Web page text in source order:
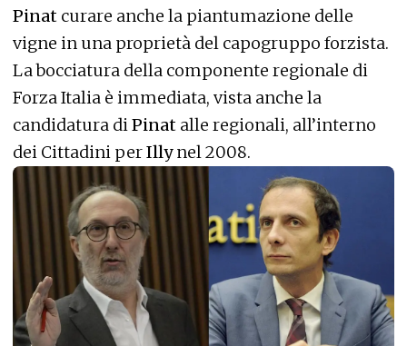
Pinat curare anche la piantumazione delle
vigne in una proprietà del capogruppo forzista.
La bocciatura della componente regionale di
Forza Italia è immediata, vista anche la
candidatura di Pinat alle regionali, all’interno
dei Cittadini perIllynel 2008.